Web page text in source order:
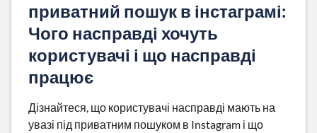
приватний пошук в інстаграмі:
Чого насправді хочуть
користувачі і що насправді
працює
Дізнайтеся, що користувачі насправді мають на
увазі під приватним пошуком в Instagram і що